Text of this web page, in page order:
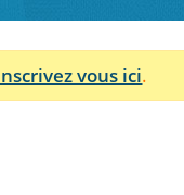
vous ici.